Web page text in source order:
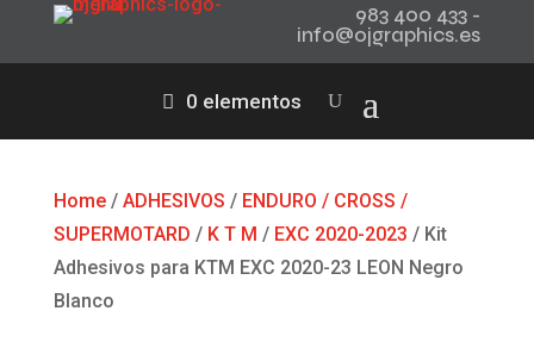
983 400 433 -
info@ojgraphics.es
0 elementos
Home/ ADHESIVOS / ENDURO / CROSS /
SUPERMOTARD / K T M / EXC 2020-2023 / Kit
Adhesivos para KTM EXC 2020-23 LEON Negro
Blanco